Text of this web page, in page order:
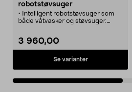
robotstøvsuger
• Intelligent robotstøvsuger som
både våtvasker og støvsuger.
via mobilen.
• Roborock S6 Pure kan
programmeres – rengjøringen
tepper.
3 960,00
Se varianter